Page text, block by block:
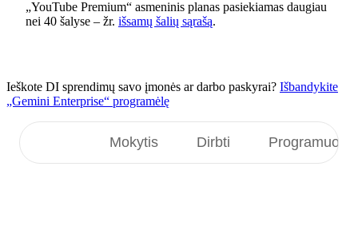
„YouTube Premium“ asmeninis planas pasiekiamas daugiau
nei 40 šalyse – žr. išsamų šalių sąrašą.
Ieškote DI sprendimų savo įmonės ar darbo paskyrai? Išbandykite
„Gemini Enterprise“ programėlę
Mokytis Dirbti Programuoti